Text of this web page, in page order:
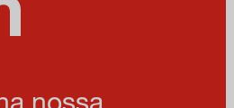
nossa